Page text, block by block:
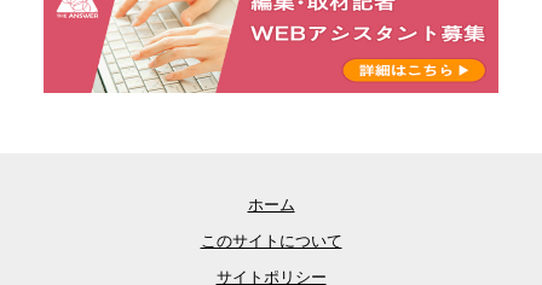
ホーム
このサイトについて
サイトポリシー